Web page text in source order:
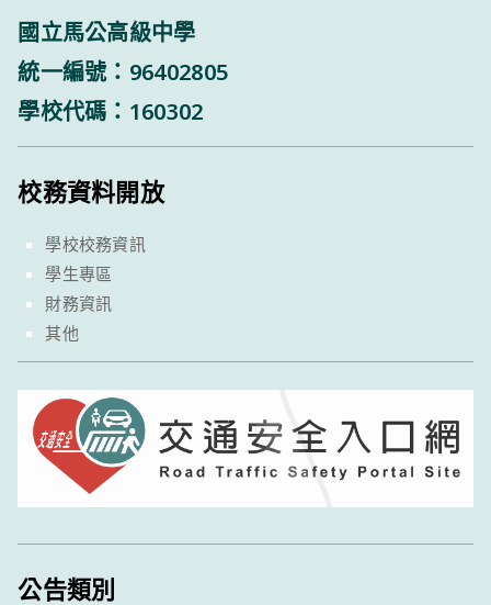
國立馬公高級中學
統一編號：96402805
學校代碼：160302
校務資料開放
學校校務資訊
學生專區
財務資訊
其他
公告類別